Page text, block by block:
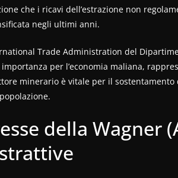
che i ricavi dell’estrazione non
negli ultimi anni.
Trade Administration del
per l’economia maliana,
minerario è vitale per il
della Wagner